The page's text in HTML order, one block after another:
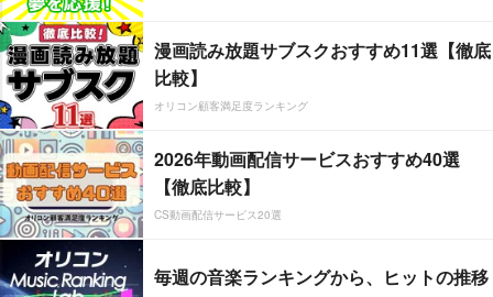
漫画読み放題サブスクおすすめ11選【徹底
比較】
オリコン顧客満足度ランキング
2026年動画配信サービスおすすめ40選
【徹底比較】
CS動画配信サービス20選
毎週の音楽ランキングから、ヒットの推移